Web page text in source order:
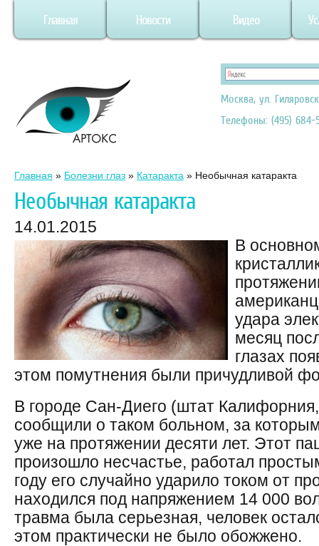
Главная Новости Видео
Москва, ул.
Телефоны: (495) 684-
Главная » Болезни глаз » Катаракта » Необычная катаракта
Необычная катаракта
14.01.2015
В
удара
месяц
глазах
этом помутнения были причудливой
В городе Сан-Диего (штат
сообщили о таком больном, за
уже на протяжении десяти лет. Этот
произошло несчастье, работал
году его случайно ударило током от
находился под напряжением 14 000
травма была серьезная, человек
этом практически не было обожжено.